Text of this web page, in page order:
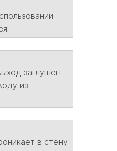
заглушен
из
в стену